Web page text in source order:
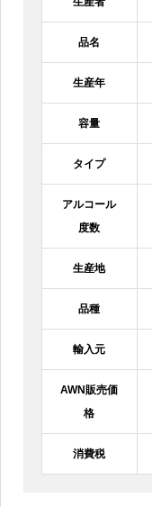
品名
生産年
容量
タイプ
アルコール
度数
生産地
品種
輸入元
AWN販売価
格
消費税